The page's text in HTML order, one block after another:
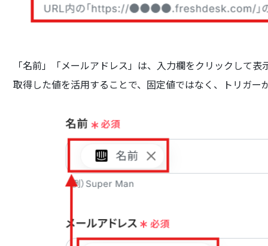
「名前」「メールアドレス」は、入力欄をクリックして
取得した値を活用することで、固定値ではなく、トリガ